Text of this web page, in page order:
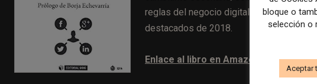
reglas del negocio digital: los customer
destacados de 2018.
Enlace al libro en Amazon
bloque o
selección o
Aceptar